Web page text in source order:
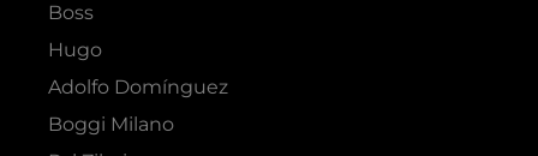
Boss
Hugo
Adolfo Domínguez
Boggi Milano